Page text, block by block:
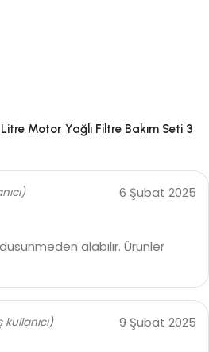
Motor Yağlı Filtre Bakım Seti 3
6 Şubat 2025
alabılır. Ürunler
9 Şubat 2025